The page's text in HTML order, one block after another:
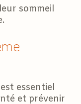
sommeil
essentiel
et prévenir